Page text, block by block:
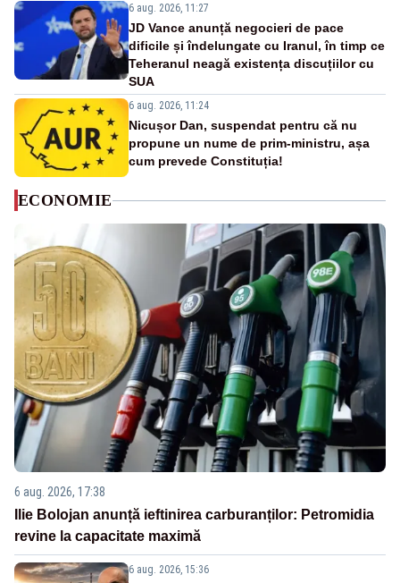
6 aug. 2026, 11:27
JD Vance anunță negocieri de pace
dificile și îndelungate cu Iranul, în timp ce
Teheranul neagă existența discuțiilor cu
SUA
6 aug. 2026, 11:24
Nicușor Dan, suspendat pentru că nu
propune un nume de prim-ministru, așa
cum prevede Constituția!
ECONOMIE
6 aug. 2026, 17:38
Ilie Bolojan anunță ieftinirea carburanților: Petromidia
revine la capacitate maximă
6 aug. 2026, 15:36